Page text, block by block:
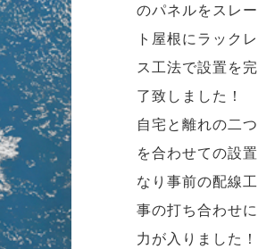
のパネルをスレー
ト屋根にラックレ
ス工法で設置を完
了致しました！
自宅と離れの二つ
を合わせての設置
なり事前の配線工
事の打ち合わせに
力が入りました！